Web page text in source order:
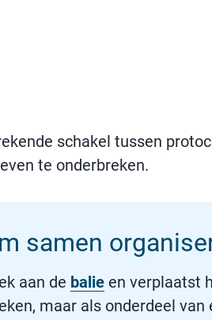
schakel tussen
te onderbreken.
samen
aan de balie en verplaatst
maar als onderdeel van